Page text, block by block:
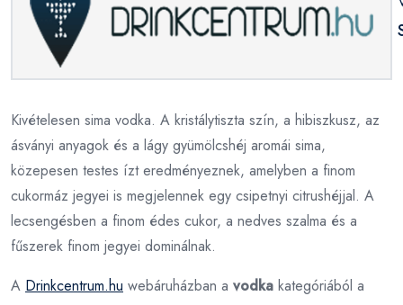
Kivételesen sima vodka. A kristálytiszta szín, a hibiszkusz, az
ásványi anyagok és a lágy gyümölcshéj aromái sima,
közepesen testes ízt eredményeznek, amelyben a finom
cukormáz jegyei is megjelennek egy csipetnyi citrushéjjal. A
lecsengésben a finom édes cukor, a nedves szalma és a
fűszerek finom jegyei dominálnak.
A Drinkcentrum.hu webáruházban a vodka kategóriából a